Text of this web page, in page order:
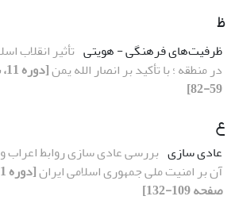
ظ
ظرفیت‌های فرهنگی - هویتی تأثیر انقلاب
در منطقه ؛ با تأکید بر انصار الله یمن
59-82]
ع
عادی سازی بررسی عادی سازی روابط اعراب
آن بر امنیت ملی جمهوری اسلامی ایران
صفحه 109-132]